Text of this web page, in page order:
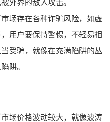
外界的敌人攻击。
市场存在各种诈骗风险，如虚
用户要保持警惕，不轻易相
受骗，就像在充满陷阱的丛
阱。
市场价格波动较大，就像波涛